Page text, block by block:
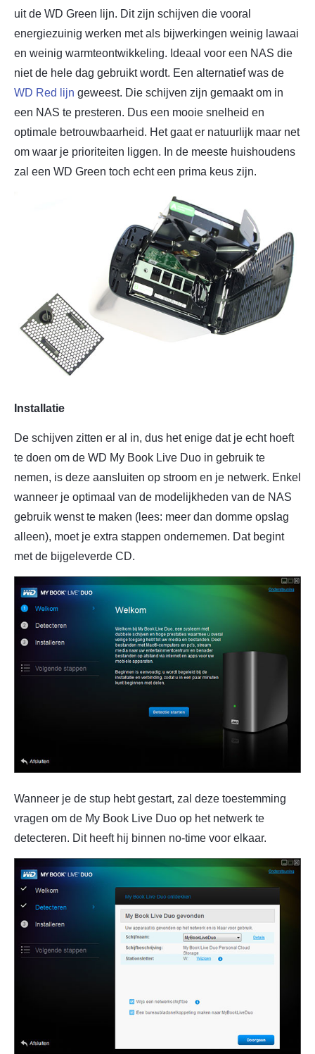
uit de WD Green lijn. Dit zijn schijven die vooral
energiezuinig werken met als bijwerkingen weinig lawaai
en weinig warmteontwikkeling. Ideaal voor een NAS die
niet de hele dag gebruikt wordt. Een alternatief was de
WD Red lijn geweest. Die schijven zijn gemaakt om in
een NAS te presteren. Dus een mooie snelheid en
optimale betrouwbaarheid. Het gaat er natuurlijk maar net
om waar je prioriteiten liggen. In de meeste huishoudens
zal een WD Green toch echt een prima keus zijn.
Installatie
De schijven zitten er al in, dus het enige dat je echt hoeft
te doen om de WD My Book Live Duo in gebruik te
nemen, is deze aansluiten op stroom en je netwerk. Enkel
wanneer je optimaal van de modelijkheden van de NAS
gebruik wenst te maken (lees: meer dan domme opslag
alleen), moet je extra stappen ondernemen. Dat begint
met de bijgeleverde CD.
Wanneer je de stup hebt gestart, zal deze toestemming
vragen om de My Book Live Duo op het netwerk te
detecteren. Dit heeft hij binnen no-time voor elkaar.